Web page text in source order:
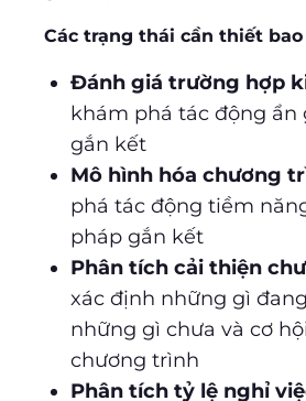
Các trạng thái cần thiết
Đánh giá trường hợp
khám phá tác động ẩn
gắn kết
Mô hình hóa chương
phá tác động tiềm
pháp gắn kết
Phân tích cải thiện
xác định những gì
những gì chưa và cơ
chương trình
Phân tích tỷ lệ nghỉ